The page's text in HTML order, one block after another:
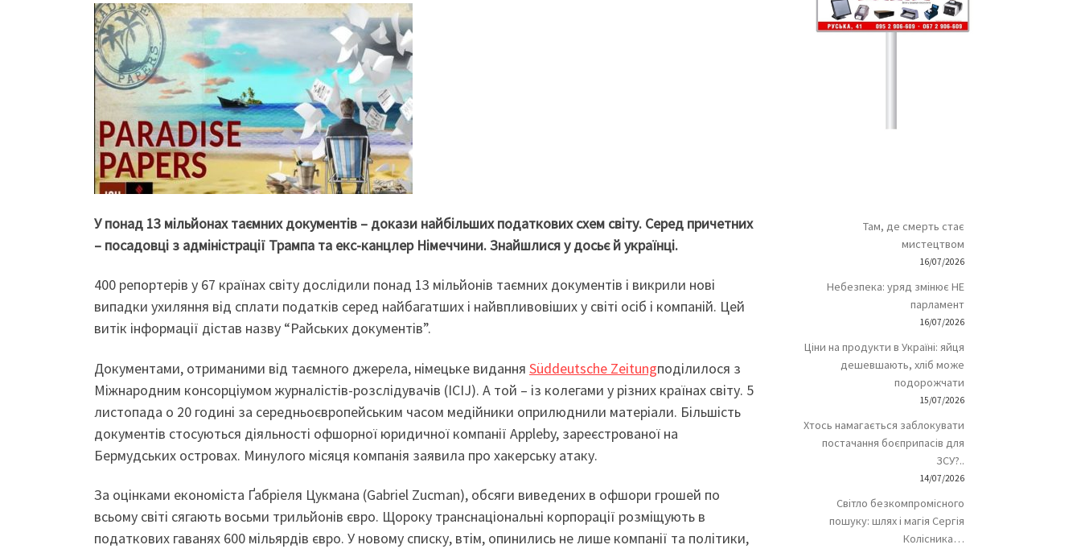
У понад 13 мільйонах таємних документів – докази найбільших податкових схем світу. Серед причетних
– посадовці з адміністрації Трампа та екс-канцлер Німеччини. Знайшлися у досьє й українці.
400 репортерів у 67 країнах світу дослідили понад 13 мільйонів таємних документів і викрили нові
випадки ухиляння від сплати податків серед найбагатших і найвпливовіших у світі осіб і компаній. Цей
витік інформації дістав назву “Райських документів”.
Документами, отриманими від таємного джерела, німецьке видання Süddeutsche Zeitungподілилося з
Міжнародним консорціумом журналістів-розслідувачів (ICIJ). А той – із колегами у різних країнах світу. 5
листопада о 20 годині за середньоєвропейським часом медійники оприлюднили матеріали. Більшість
документів стосуються діяльності офшорної юридичної компанії Appleby, зареєстрованої на
Бермудських островах. Минулого місяця компанія заявила про хакерську атаку.
За оцінками економіста Ґабріеля Цукмана (Gabriel Zucman), обсяги виведених в офшори грошей по
всьому світі сягають восьми трильйонів євро. Щороку транснаціональні корпорації розміщують в
податкових гаванях 600 мільярдів євро. У новому списку, втім, опинились не лише компанії та політики,
Там, де смерть стає
мистецтвом
16/07/2026
Небезпека: уряд змінює НЕ
парламент
16/07/2026
Ціни на продукти в Україні: яйця
дешевшають, хліб може
подорожчати
15/07/2026
Хтось намагається заблокувати
постачання боєприпасів для
ЗСУ?..
14/07/2026
Світло безкомпромісного
пошуку: шлях і магія Сергія
Колісника…